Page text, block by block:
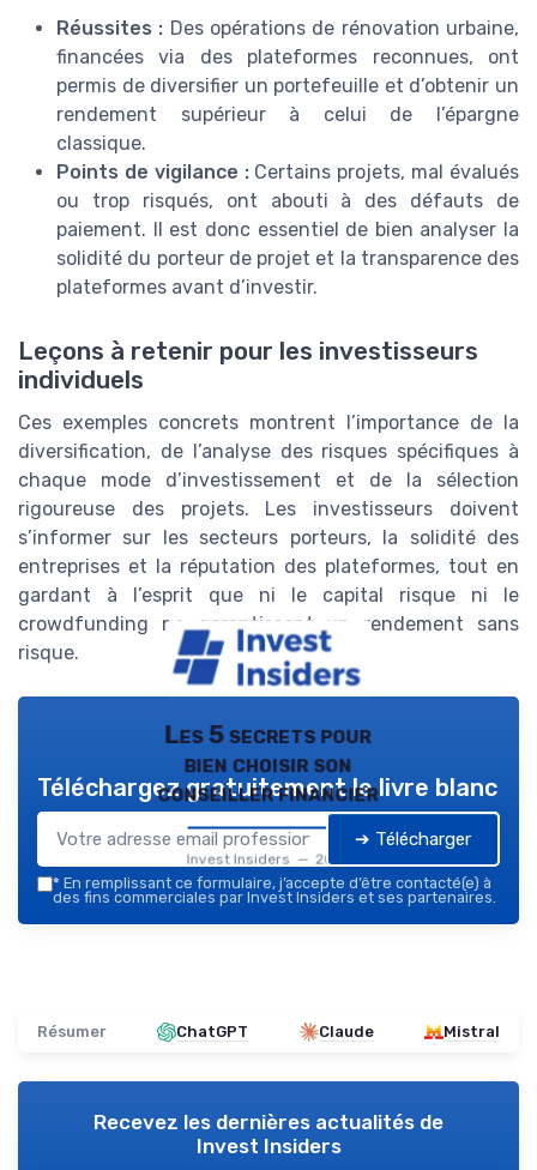
Réussites : Des opérations de rénovation urbaine,
financées via des plateformes reconnues, ont
permis de diversifier un portefeuille et d’obtenir un
rendement supérieur à celui de l’épargne
classique.
Points de vigilance :Certains projets, mal évalués
ou trop risqués, ont abouti à des défauts de
paiement. Il est donc essentiel de bien analyser la
solidité du porteur de projet et la transparence des
plateformes avant d’investir.
Leçons à retenir pour les investisseurs
individuels
Ces exemples concrets montrent l’importance de la
diversification, de l’analyse des risques spécifiques à
chaque mode d’investissement et de la sélection
rigoureuse des projets. Les investisseurs doivent
s’informer sur les secteurs porteurs, la solidité des
entreprises et la réputation des plateformes, tout en
gardant à l’esprit que ni le capital risque ni le
crowdfunding ne garantissent un rendement sans
risque.
Les 5 secrets pour
bien choisir son
conseiller financier
Invest Insiders — 2026
Téléchargez gratuitement le livre blanc
➔ Télécharger
* En remplissant ce formulaire, j’accepte d’être contacté(e) à
des fins commerciales par Invest Insiders et ses partenaires.
Résumer ChatGPT Claude Mistral
Recevez les dernières actualités de
Invest Insiders